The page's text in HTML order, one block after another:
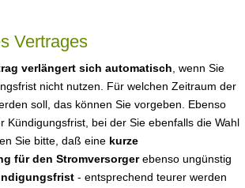
Vertrages
verlängert sich automatisch , wenn Sie
nicht nutzen. Für welchen Zeitraum der
soll, das können Sie vorgeben. Ebenso
Kündigungsfrist, bei der Sie ebenfalls die Wahl
Sie bitte, daß eine kurze
für den Stromversorgerebenso ungünstig
- entsprechend teurer werden